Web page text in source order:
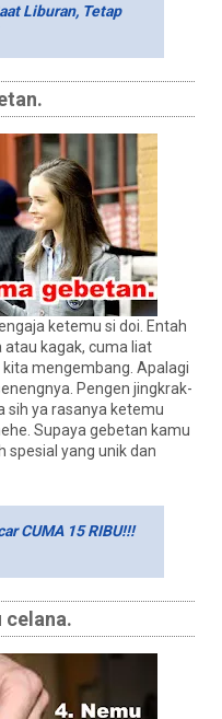
Liburan, Tetap
ketemu si doi. Entah
atau kagak, cuma liat
mengembang. Apalagi
Pengen jingkrak-
sih ya rasanya ketemu
Supaya gebetan kamu
spesial yang unik dan
CUMA 15 RIBU!!!
celana.